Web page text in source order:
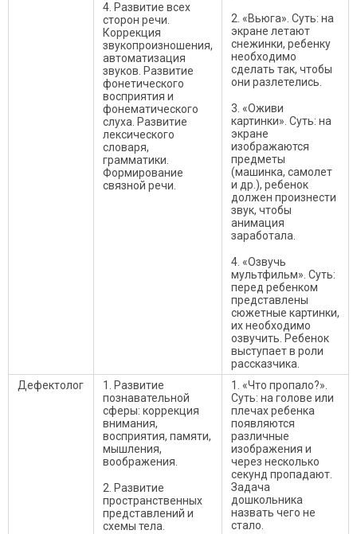
4. Развитие всех
сторон речи.
Коррекция
звукопроизношения,
автоматизация
звуков. Развитие
фонетического
восприятия и
фонематического
слуха. Развитие
лексического
словаря,
грамматики.
Формирование
связной речи.
2. «Вьюга». Суть: на
экране летают
снежинки, ребенку
необходимо
сделать так, чтобы
они разлетелись.
3. «Оживи
картинки». Суть: на
экране
изображаются
предметы
(машинка, самолет
и др.), ребенок
должен произнести
звук, чтобы
анимация
заработала.
4. «Озвучь
мультфильм». Суть:
перед ребенком
представлены
сюжетные картинки,
их необходимо
озвучить. Ребенок
выступает в роли
рассказчика.
Дефектолог
1. Развитие
познавательной
сферы: коррекция
внимания,
восприятия, памяти,
мышления,
воображения.
2. Развитие
пространственных
представлений и
схемы тела.
1. «Что пропало?».
Суть: на голове или
плечах ребенка
появляются
различные
изображения и
через несколько
секунд пропадают.
Задача
дошкольника
назвать чего не
стало.